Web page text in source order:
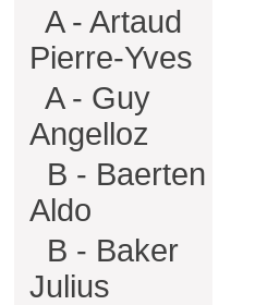
A - Artaud
Pierre-Yves
A - Guy
Angelloz
B - Baerten
Aldo
B - Baker
Julius